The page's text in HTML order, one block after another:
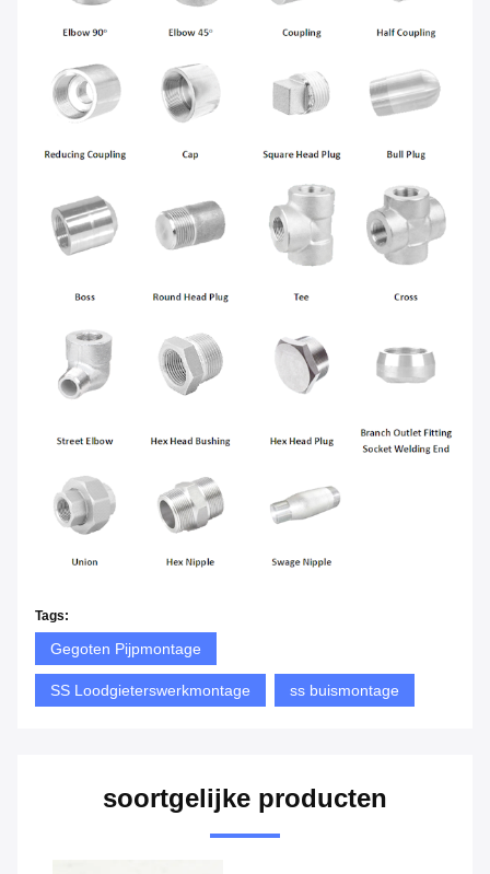
Tags:
Gegoten Pijpmontage
SS Loodgieterswerkmontage ss buismontage
soortgelijke producten